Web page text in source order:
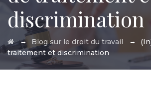
discrimination
→ Blog sur le droit du travail →
traitement et discrimination